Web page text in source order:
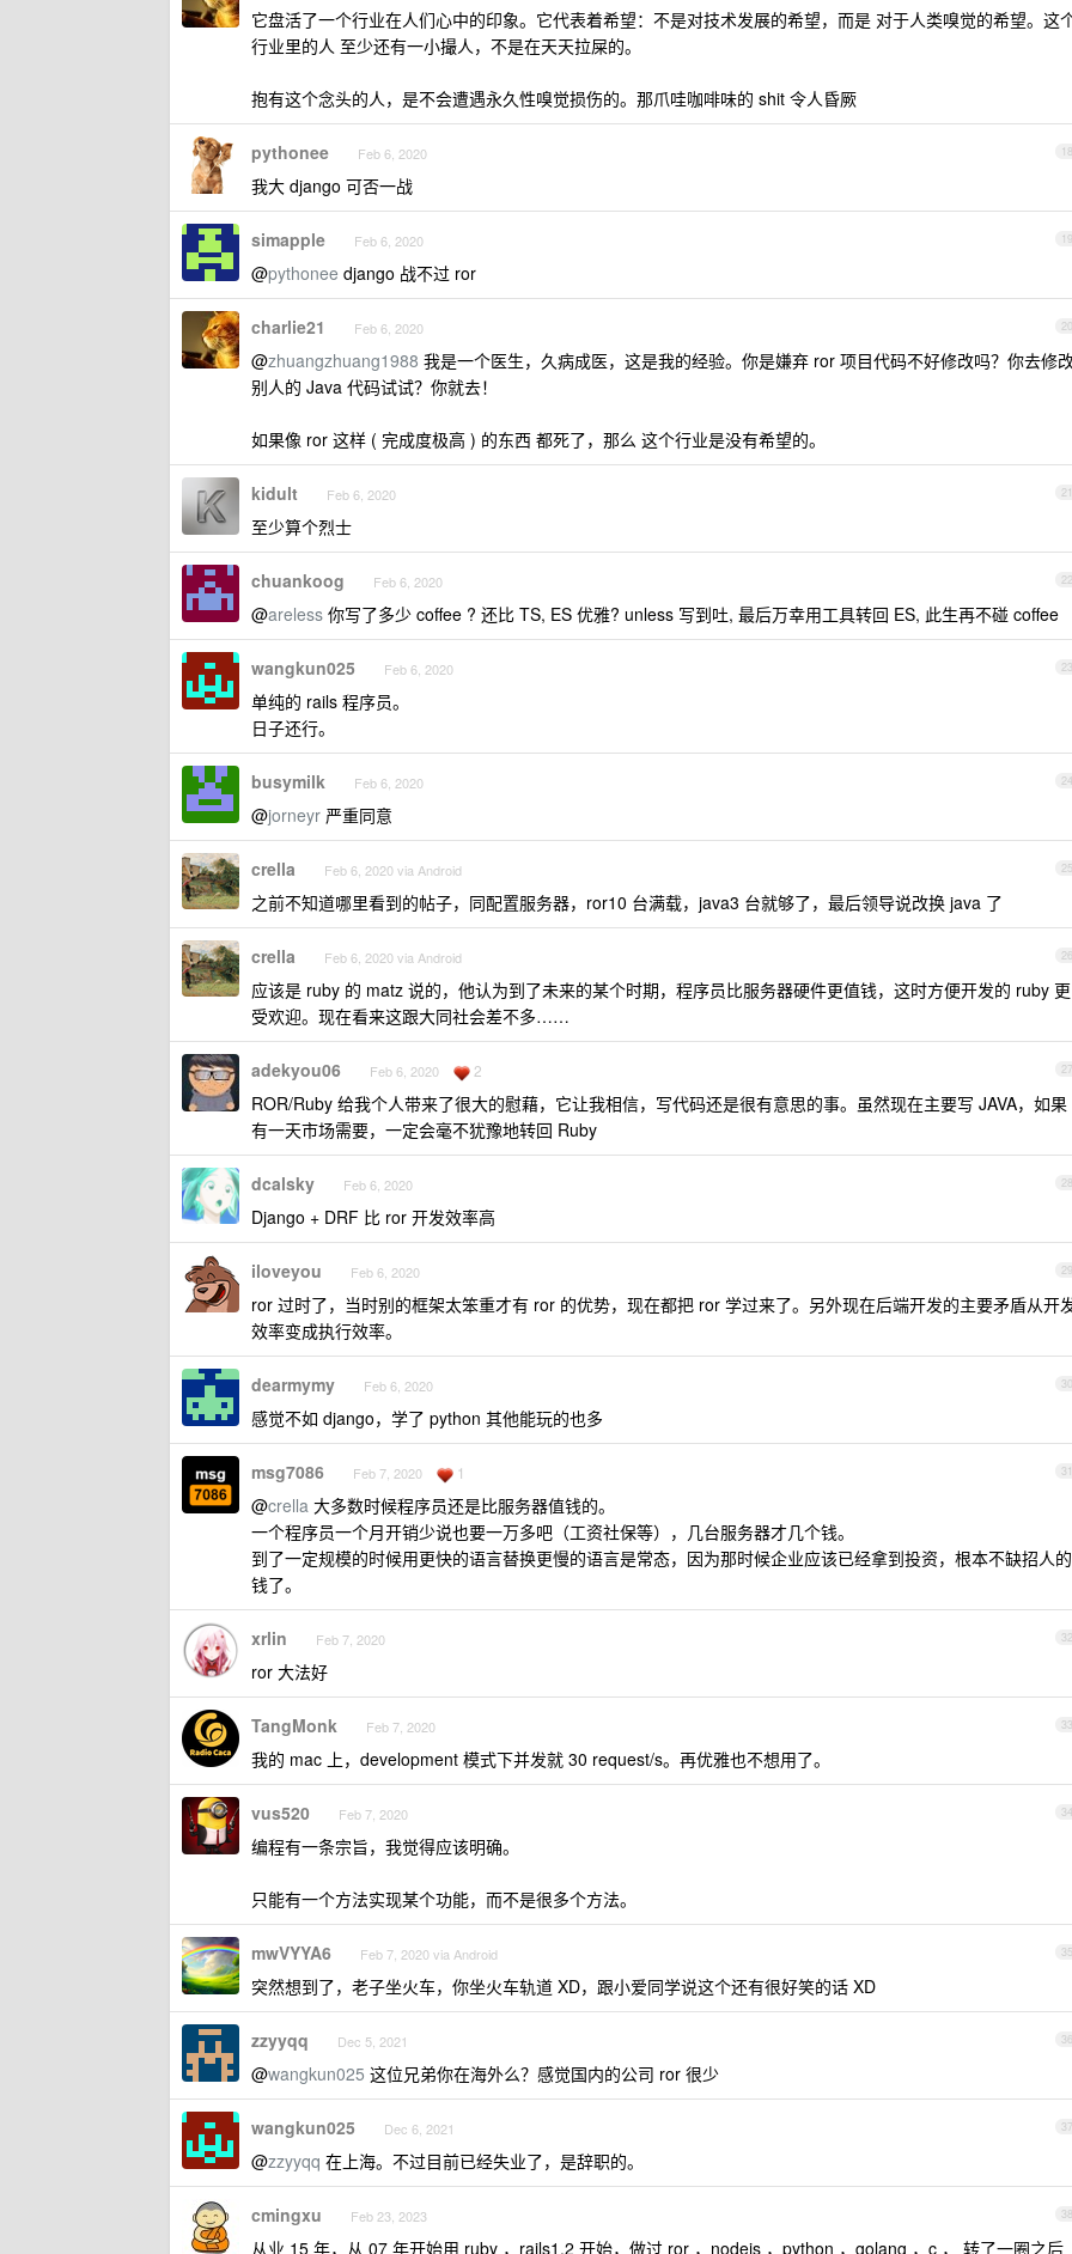
它盘活了一个行业在人们心中的印象。它代表着希望：不是对技术发展的希望，而是 对于人类嗅觉的希望。这
行业里的人 至少还有一小撮人，不是在天天拉屎的。
抱有这个念头的人，是不会遭遇永久性嗅觉损伤的。那爪哇咖啡味的 shit 令人昏厥
18
pythonee Feb 6, 2020
我大 django 可否一战
19
simapple Feb 6, 2020
@pythonee django 战不过 ror
20
charlie21 Feb 6, 2020
@zhuangzhuang1988 我是一个医生，久病成医，这是我的经验。你是嫌弃 ror 项目代码不好修改吗？你去修
别人的 Java 代码试试？你就去！
如果像 ror 这样 ( 完成度极高 ) 的东西 都死了，那么 这个行业是没有希望的。
21
kidult Feb 6, 2020
至少算个烈士
22
chuankoog Feb 6, 2020
@areless 你写了多少 coffee ? 还比 TS, ES 优雅? unless 写到吐, 最后万幸用工具转回 ES, 此生再不碰 coffee
23
wangkun025 Feb 6, 2020
单纯的 rails 程序员。
日子还行。
24
busymilk Feb 6, 2020
@jorneyr 严重同意
25
crella Feb 6, 2020 via Android
之前不知道哪里看到的帖子，同配置服务器，ror10 台满载，java3 台就够了，最后领导说改换 java 了
26
crella Feb 6, 2020 via Android
应该是 ruby 的 matz 说的，他认为到了未来的某个时期，程序员比服务器硬件更值钱，这时方便开发的 ruby 更
受欢迎。现在看来这跟大同社会差不多……
27
adekyou06 Feb 6, 2020 2
ROR/Ruby 给我个人带来了很大的慰藉，它让我相信，写代码还是很有意思的事。虽然现在主要写 JAVA，如果
有一天市场需要，一定会毫不犹豫地转回 Ruby
28
dcalsky Feb 6, 2020
Django + DRF 比 ror 开发效率高
29
iloveyou Feb 6, 2020
ror 过时了，当时别的框架太笨重才有 ror 的优势，现在都把 ror 学过来了。另外现在后端开发的主要矛盾从开
效率变成执行效率。
30
dearmymy Feb 6, 2020
感觉不如 django，学了 python 其他能玩的也多
31
msg7086 Feb 7, 2020 1
@crella 大多数时候程序员还是比服务器值钱的。
一个程序员一个月开销少说也要一万多吧（工资社保等），几台服务器才几个钱。
到了一定规模的时候用更快的语言替换更慢的语言是常态，因为那时候企业应该已经拿到投资，根本不缺招人的
钱了。
32
xrlin Feb 7, 2020
ror 大法好
33
TangMonk Feb 7, 2020
我的 mac 上，development 模式下并发就 30 request/s。再优雅也不想用了。
34
vus520 Feb 7, 2020
编程有一条宗旨，我觉得应该明确。
只能有一个方法实现某个功能，而不是很多个方法。
35
mwVYYA6 Feb 7, 2020 via Android
突然想到了，老子坐火车，你坐火车轨道 XD，跟小爱同学说这个还有很好笑的话 XD
36
zzyyqq Dec 5, 2021
@wangkun025 这位兄弟你在海外么？感觉国内的公司 ror 很少
37
wangkun025 Dec 6, 2021
@zzyyqq 在上海。不过目前已经失业了，是辞职的。
38
cmingxu Feb 23, 2023
从业 15 年，从 07 年开始用 ruby ，rails1.2 开始，做过 ror ，nodejs ，python ，golang ，c ， 转了一圈之后